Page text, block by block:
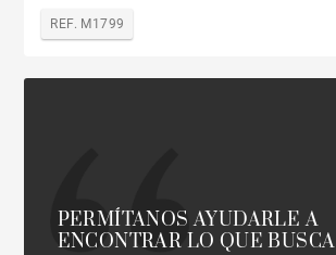
REF. M1799
PERMÍTANOS AYUDARLE A
ENCONTRAR LO QUE BUSCA